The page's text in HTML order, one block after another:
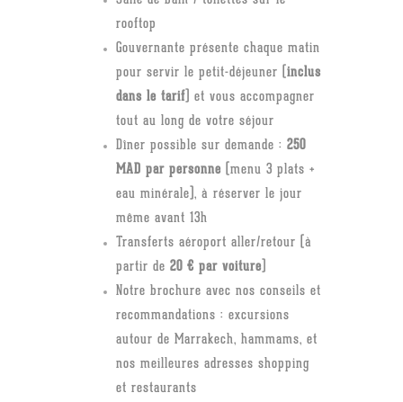
rooftop
Gouvernante présente chaque matin
pour servir le petit-déjeuner ( inclus
dans le tarif ) et vous accompagner
tout au long de votre séjour
Dîner possible sur demande : 250
MAD par personne (menu 3 plats +
eau minérale), à réserver le jour
même avant 13h
Transferts aéroport aller/retour (à
partir de 20 € par voiture
Notre brochure avec nos conseils et
recommandations : excursions
autour de Marrakech, hammams, et
nos meilleures adresses shopping
et restaurants